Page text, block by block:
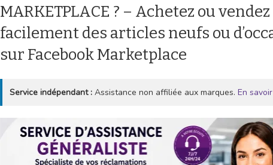
MARKETPLACE ? – Achetez ou vendez
facilement des articles neufs ou
sur Facebook Marketplace
Service indépendant : Assistance non affiliée aux marques. En